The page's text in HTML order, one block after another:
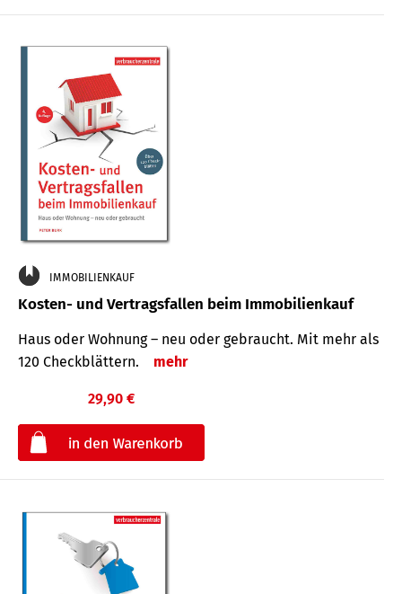
IMMOBILIENKAUF
Kosten- und Vertragsfallen beim Immobilienkauf
Haus oder Wohnung – neu oder gebraucht. Mit mehr als
120 Check­blättern.
mehr
29,90 €